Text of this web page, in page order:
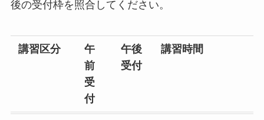
後の受付枠を照合してください。
講習区分
午
前
受
付
午後
受付
講習時間